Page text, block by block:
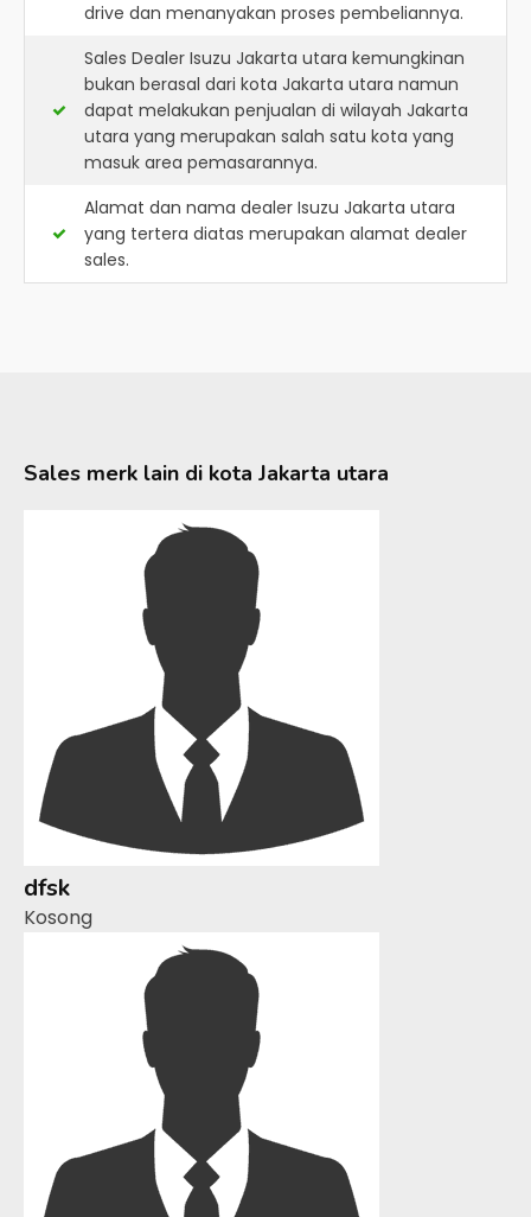
drive dan menanyakan proses pembeliannya.
Sales Dealer Isuzu Jakarta utara kemungkinan
bukan berasal dari kota Jakarta utara namun
dapat melakukan penjualan di wilayah Jakarta
utara yang merupakan salah satu kota yang
masuk area pemasarannya.
Alamat dan nama dealer Isuzu Jakarta utara
yang tertera diatas merupakan alamat dealer
sales.
Sales merk lain di kota Jakarta utara
dfsk
Kosong